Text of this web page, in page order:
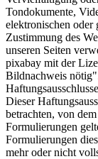
Tondokumente,
elektronischen oder
Zustimmung des
unseren Seiten
pixabay mit der
Bildnachweis
Dieser
betrachten, von
Formulierungen
Formulierungen
mehr oder nicht